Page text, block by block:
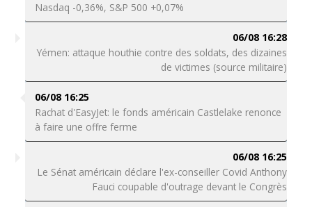
Nasdaq -0,36%, S&P 500 +0,07%
06/08 16:28
Yémen: attaque houthie contre des soldats, des dizaines
de victimes (source militaire)
06/08 16:25
Rachat d'EasyJet: le fonds américain Castlelake renonce
à faire une offre ferme
06/08 16:25
Le Sénat américain déclare l'ex-conseiller Covid Anthony
Fauci coupable d'outrage devant le Congrès